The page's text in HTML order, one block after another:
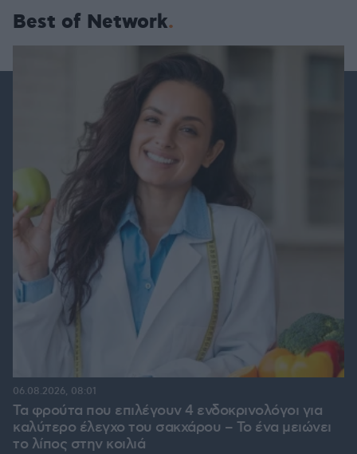
Best of Network
Τα φρούτα που επιλέγουν 4 ενδοκρινολόγοι για
καλύτερο έλεγχο του σακχάρου – Το ένα μειώνει
το λίπος στην κοιλιά
06.08.2026, 08:01